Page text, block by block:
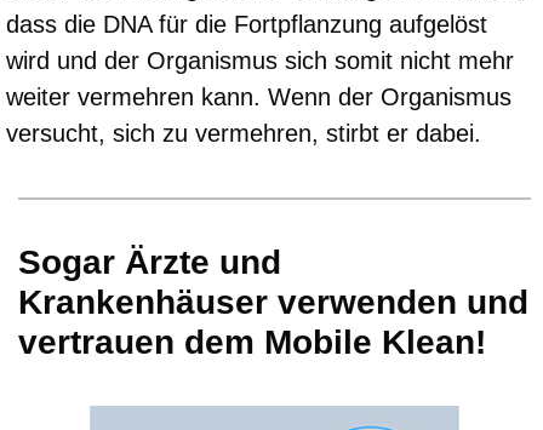
dass die DNA für die Fortpflanzung aufgelöst
wird und der Organismus sich somit nicht mehr
weiter vermehren kann. Wenn der Organismus
versucht, sich zu vermehren, stirbt er dabei.
Sogar Ärzte und
Krankenhäuser verwenden und
vertrauen dem Mobile Klean!